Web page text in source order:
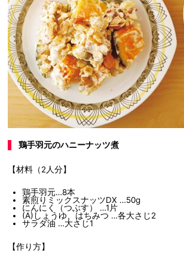
鶏手羽元のハニーナッツ煮
【材料（2人分】
鶏手羽元…8本
素煎りミックスナッツDX …50g
にんにく（つぶす） …1片
(A)しょうゆ、はちみつ …各大さじ2
サラダ油 …大さじ1
【作り方】